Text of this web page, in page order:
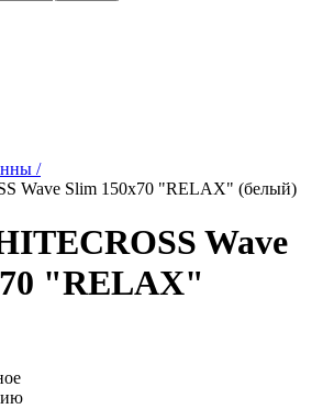
/
Wave Slim 150x70 "RELAX" (белый)
Wave
"RELAX"